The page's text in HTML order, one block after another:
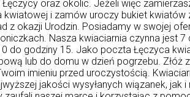
oraz okolic. Jeżeli więc
i zamów uroczy bukiet
z okazji Urodzin. Posiadamy w swojej
Nasza kwiaciarnia czynna jest
do godziny 15. Jako poczta Łęczyca
lub do domu w dzień pogrzebu. Złóż
imieniu przed uroczystością.
jakości wysyłanych wiązanek, jak i